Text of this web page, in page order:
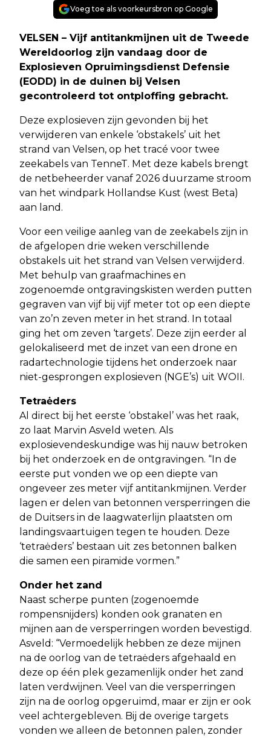
Voeg toe als voorkeursbron op Google
VELSEN – Vijf antitankmijnen uit de Tweede
Wereldoorlog zijn vandaag door de
Explosieven Opruimingsdienst Defensie
(EODD) in de duinen bij Velsen
gecontroleerd tot ontploffing gebracht.
Deze explosieven zijn gevonden bij het
verwijderen van enkele ‘obstakels’ uit het
strand van Velsen, op het tracé voor twee
zeekabels van TenneT. Met deze kabels brengt
de netbeheerder vanaf 2026 duurzame stroom
van het windpark Hollandse Kust (west Beta)
aan land.
Voor een veilige aanleg van de zeekabels zijn in
de afgelopen drie weken verschillende
obstakels uit het strand van Velsen verwijderd.
Met behulp van graafmachines en
zogenoemde ontgravingskisten werden putten
gegraven van vijf bij vijf meter tot op een diepte
van zo’n zeven meter in het strand. In totaal
ging het om zeven ‘targets’. Deze zijn eerder al
gelokaliseerd met de inzet van een drone en
radartechnologie tijdens het onderzoek naar
niet-gesprongen explosieven (NGE’s) uit WOII.
Tetraėders
Al direct bij het eerste ‘obstakel’ was het raak,
zo laat Marvin Asveld weten. Als
explosievendeskundige was hij nauw betroken
bij het onderzoek en de ontgravingen. “In de
eerste put vonden we op een diepte van
ongeveer zes meter vijf antitankmijnen. Verder
lagen er delen van betonnen versperringen die
de Duitsers in de laagwaterlijn plaatsten om
landingsvaartuigen tegen te houden. Deze
‘tetraėders’ bestaan uit zes betonnen balken
die samen een piramide vormen.”
Onder het zand
Naast scherpe punten (zogenoemde
rompensnijders) konden ook granaten en
mijnen aan de versperringen worden bevestigd.
Asveld: “Vermoedelijk hebben ze deze mijnen
na de oorlog van de tetraėders afgehaald en
deze op één plek gezamenlijk onder het zand
laten verdwijnen. Veel van die versperringen
zijn na de oorlog opgeruimd, maar er zijn er ook
veel achtergebleven. Bij de overige targets
vonden we alleen de betonnen palen, zonder